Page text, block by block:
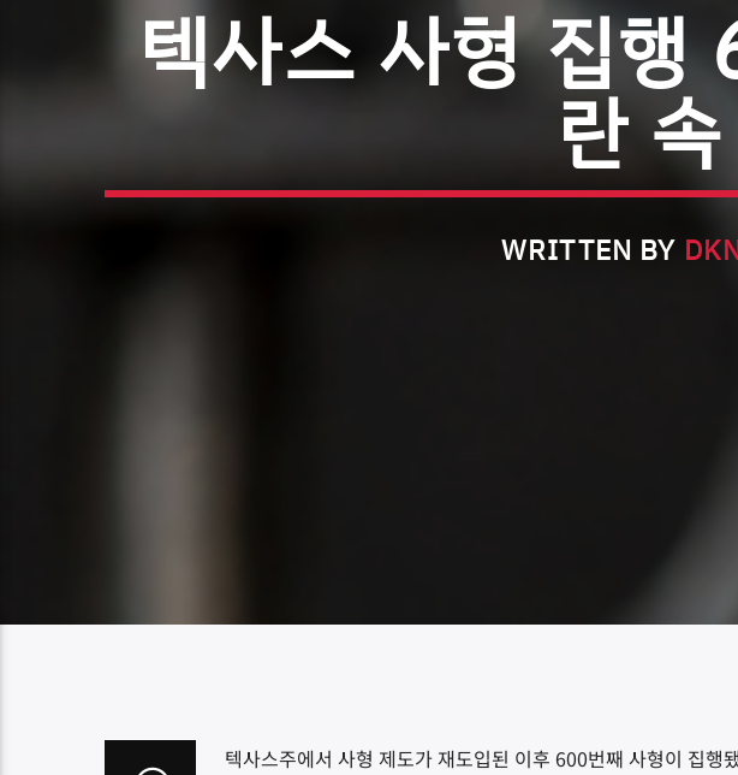
텍사스 사형 집
란
WRITTEN BY
텍사스주에서 사형 제도가 재도입된 이후 600번째 사형이 집행